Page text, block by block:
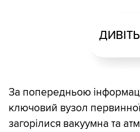
За попередньою
ключовий вузол
загорілися вакуумна та